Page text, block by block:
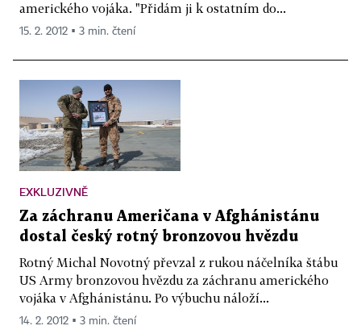
amerického vojáka. "Přidám ji k ostatním do...
15. 2. 2012 ▪ 3 min. čtení
EXKLUZIVNĚ
Za záchranu Američana v Afghánistánu
dostal český rotný bronzovou hvězdu
Rotný Michal Novotný převzal z rukou náčelníka štábu
US Army bronzovou hvězdu za záchranu amerického
vojáka v Afghánistánu. Po výbuchu náloží...
14. 2. 2012 ▪ 3 min. čtení